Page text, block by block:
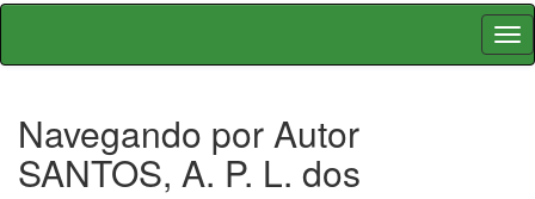
Skip
Navegando por Autor
SANTOS, A. P. L. dos